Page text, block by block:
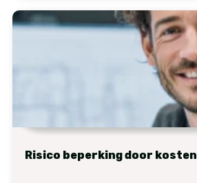
Risico beperking door